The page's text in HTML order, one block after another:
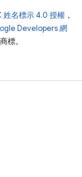
姓名標示 4.0 授權 ，
Developers 網
標。